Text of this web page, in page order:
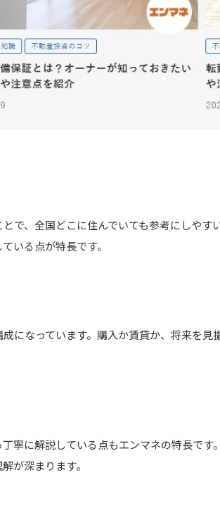
で、全国どこに住んでいても参考にしや
いる点が特長です。
になっています。購入か賃貸か、将来を
寧に解説している点もエンマネの特長で
が深まります。